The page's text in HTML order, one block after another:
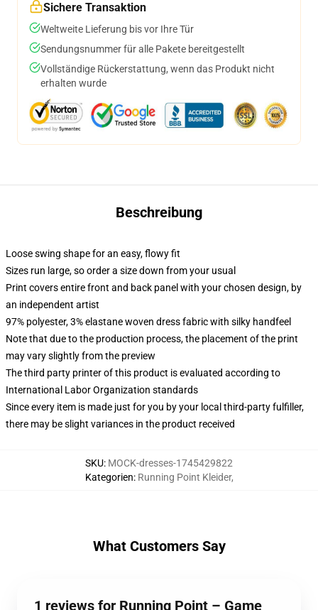
Sichere Transaktion
Weltweite Lieferung bis vor Ihre Tür
Sendungsnummer für alle Pakete bereitgestellt
Vollständige Rückerstattung, wenn das Produkt nicht
erhalten wurde
Beschreibung
Loose swing shape for an easy, flowy fit
Sizes run large, so order a size down from your usual
Print covers entire front and back panel with your chosen design, by
an independent artist
97% polyester, 3% elastane woven dress fabric with silky handfeel
Note that due to the production process, the placement of the print
may vary slightly from the preview
The third party printer of this product is evaluated according to
International Labor Organization standards
Since every item is made just for you by your local third-party fulfiller,
there may be slight variances in the product received
SKU: MOCK-dresses-1745429822
Kategorien: Running Point Kleider,
What Customers Say
1 reviews for Running Point – Game